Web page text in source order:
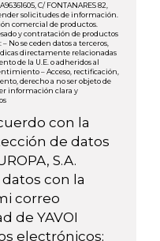
C/ FONTANARES 82,
solicitudes de información.
comercial de productos.
y contratación de productos
– No se ceden datos a terceros,
directamente relacionadas
de la U.E. o adheridos al
– Acceso, rectificación,
derecho a no ser objeto de
información clara y
con la
de datos
S.A.
con la
correo
de YAVOI
electrónicos;